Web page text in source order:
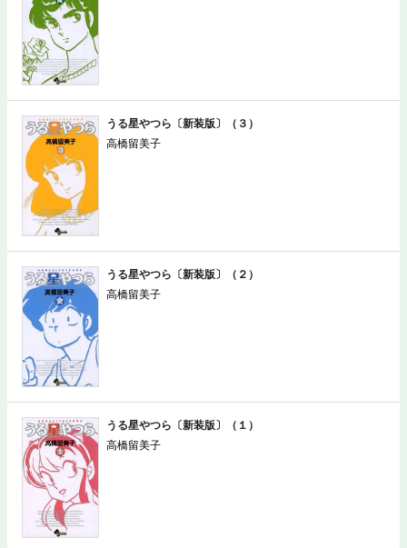
うる星やつら〔新装版〕（３）
高橋留美子
うる星やつら〔新装版〕（２）
高橋留美子
うる星やつら〔新装版〕（１）
高橋留美子